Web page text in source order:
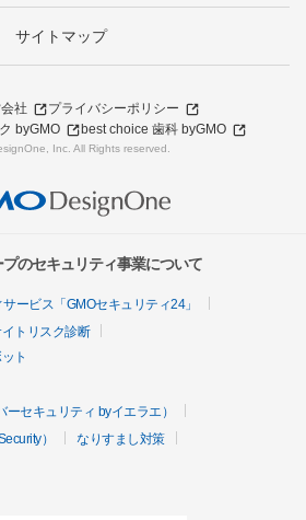
サイトマップ
社
プライバシーポリシー
byGMO
best choice 歯科 byGMO
Inc. All Rights reserved.
のセキュリティ事業について
ービス「GMOセキュリティ24」
トリスク診断
ト
セキュリティ byイエラエ）
）
なりすまし対策